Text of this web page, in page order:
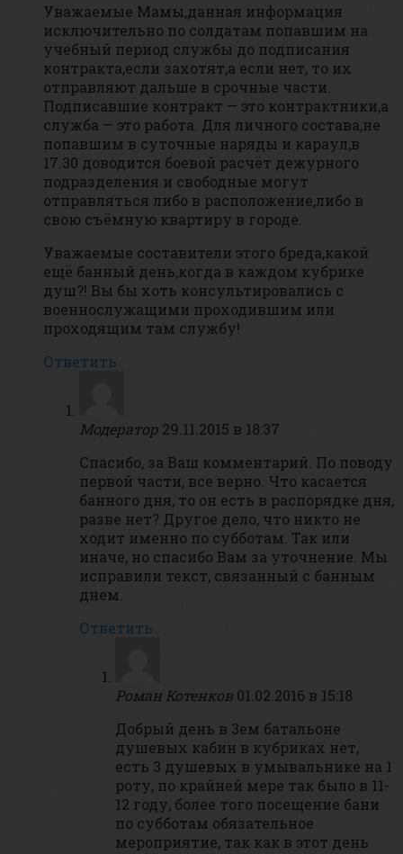
Уважаемые Мамы,данная информация
исключительно по солдатам попавшим на
учебный период службы до подписания
контракта,если захотят,а если нет, то их
отправляют дальше в срочные части.
Подписавшие контракт — это контрактники,а
служба — это работа. Для личного состава,не
попавшим в суточные наряды и караул,в
17.30 доводится боевой расчёт дежурного
подразделения и свободные могут
отправляться либо в расположение,либо в
свою съёмную квартиру в городе.
Уважаемые составители этого бреда,какой
ещё банный день,когда в каждом кубрике
душ?! Вы бы хоть консультировались с
военнослужащими проходившим или
проходящим там службу!
Ответить
Модератор 29.11.2015 в 18:37
Спасибо, за Ваш комментарий. По поводу
первой части, все верно. Что касается
банного дня, то он есть в распорядке дня,
разве нет? Другое дело, что никто не
ходит именно по субботам. Так или
иначе, но спасибо Вам за уточнение. Мы
исправили текст, связанный с банным
днем.
Ответить
Роман Котенков 01.02.2016 в 15:18
Добрый день в 3ем батальоне
душевых кабин в кубриках нет,
есть 3 душевых в умывальнике на 1
роту, по крайней мере так было в 11-
12 году, более того посещение бани
по субботам обязательное
мероприятие, так как в этот день